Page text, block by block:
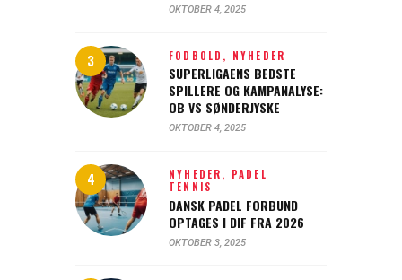
OKTOBER 4, 2025
FODBOLD, NYHEDER
SUPERLIGAENS BEDSTE
SPILLERE OG KAMPANALYSE:
OB VS SØNDERJYSKE
OKTOBER 4, 2025
NYHEDER, PADEL
TENNIS
DANSK PADEL FORBUND
OPTAGES I DIF FRA 2026
OKTOBER 3, 2025